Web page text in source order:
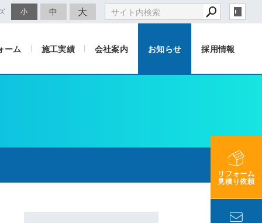
小 中 大
ーム 施工実績 会社案内 お知らせ 採用情報
リフォーム
見積り依頼